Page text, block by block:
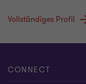
Vollständiges Profil
CONNECT